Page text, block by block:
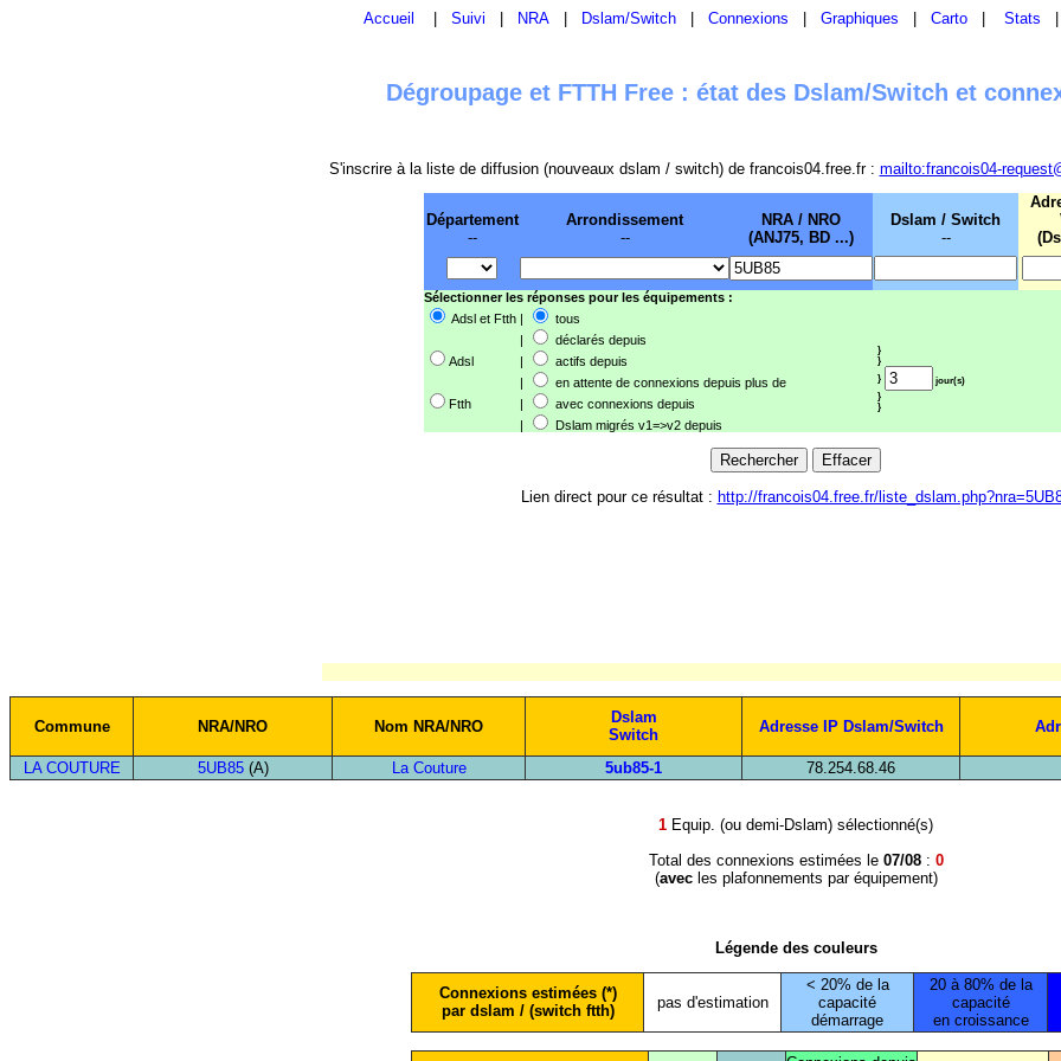
Accueil Suivi NRA Dslam/Switch Connexions Graphiques Carto Stats
Dégroupage et FTTH Free : état des Dslam/Switch et
S'inscrire à la liste de diffusion (nouveaux dslam / switch) de francois04.free.fr : mailto:francois04-
Département
--
Arrondissement
--
NRA / NRO
(ANJ75, BD ...)
Dslam / Switch
--
Sélectionner les réponses pour les équipements :
Adsl et Ftth |
tous
|
déclarés depuis
}
}
}
jour(s)
}
}
Adsl |
actifs depuis
|
en attente de connexions depuis plus de
Ftth
|
avec connexions depuis
|
Dslam migrés v1=>v2 depuis
Lien direct pour ce résultat : http://francois04.free.fr/
Commune NRA/NRO Nom NRA/NRO
Dslam
Switch
Adresse IP Dslam/Switch
LA COUTURE
5UB85(A) La Couture 5ub85-1 78.254.68.46
1 Equip. (ou demi-Dslam) sélectionné(s)
Total des connexions estimées le 07/08: 0
(avecles plafonnements par équipement)
Légende des couleurs
Connexions estimées (*)
par dslam / (switch ftth)
pas d'estimation
< 20% de la
capacité
démarrage
20 à 80% de la
capacité
en croissance